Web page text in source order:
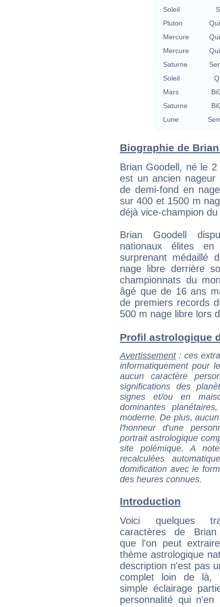
Soleil
Pluton
Mercure
Mercure
Saturne
Soleil
Mars
Saturne
Lune
Biographie de
Brian Goodell, né le
est un ancien nageur
de demi-fond en
sur 400 et 1500 m
déjà vice-champion
Brian Goodell
nationaux élites
surprenant médaillé
nage libre derrière
championnats du
âgé que de 16 ans
de premiers records
500 m nage libre lors
Profil astrologique
Avertissement: ces
informatiquement pour
aucun caractère
significations des
signes et/ou en
dominantes
moderne. De plus,
l'honneur d'une
portrait astrologique
site polémique. A
recalculées
domification avec le
des heures connues.
Introduction
Voici quelques
caractères de Brian
que l'on peut
thème astrologique
description n'est pas
complet loin de là,
simple éclairage
personnalité qui n'en